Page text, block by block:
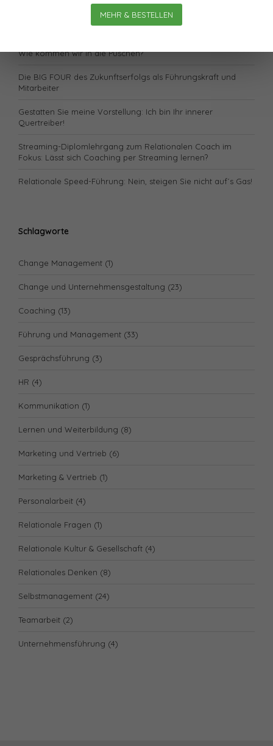
MEHR & BESTELLEN
Lässt sich unsere Gesundheit „retten“?
Wie kommen wir in die Puschen?
Die BIG FOUR des Zukunftserfolgs als Führungskraft und
Mitarbeiter
Gestatten Sie meine Vorstellung: Ich bin Ihr innerer
Quertreiber!
Streaming-Diplomlehrgang zum Relationalen Coach im
Fokus: Lässt sich Coaching per Streaming lernen?
Relationale Speed-Führung: Nein, steigen Sie nicht auf´s Gas!
Schlagworte
Change Management (1)
Change und Unternehmensgestaltung (23)
Coaching (13)
Führung und Management (33)
Gesprächsführung (3)
HR (4)
Kommunikation (1)
Lernen und Weiterbildung (8)
Marketing und Vertrieb (6)
Marketing & Vertrieb (1)
Personalarbeit (4)
Relationale Fragen (1)
Relationale Kultur & Gesellschaft (4)
Relationales Denken (8)
Selbstmanagement (24)
Teamarbeit (2)
Unternehmensführung (4)